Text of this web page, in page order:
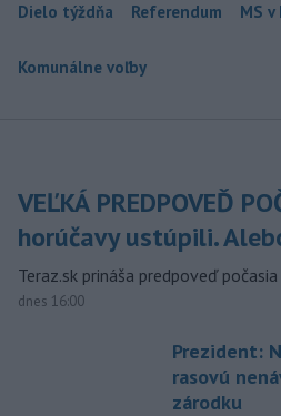
Dielo týždňa Referendum MS
Komunálne voľby
VEĽKÁ PREDPOVEĎ
horúčavy ustúpili.
Teraz.sk prináša predpoveď
dnes 16:00
Prezident:
rasovú
zárodku